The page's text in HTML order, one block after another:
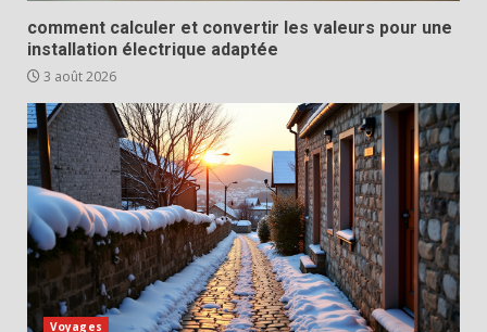
comment calculer et convertir les valeurs pour une
installation électrique adaptée
3 août 2026
Voyages